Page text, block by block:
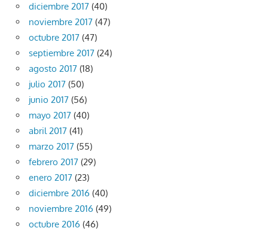
diciembre 2017 (40)
noviembre 2017 (47)
octubre 2017 (47)
septiembre 2017 (24)
agosto 2017 (18)
julio 2017 (50)
junio 2017 (56)
mayo 2017 (40)
abril 2017 (41)
marzo 2017 (55)
febrero 2017 (29)
enero 2017 (23)
diciembre 2016 (40)
noviembre 2016 (49)
octubre 2016 (46)